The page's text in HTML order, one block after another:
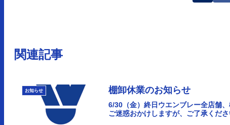
関連記事
お知らせ 棚卸休業のお知らせ
6/30（金）終日ウエンブレー全店舗
ご迷惑おかけしますが、ご了承くだ